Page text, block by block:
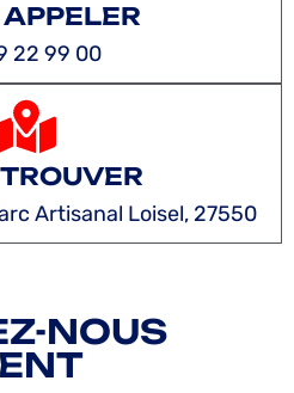
22 99 00
Artisanal Loisel, 27550
NOUS